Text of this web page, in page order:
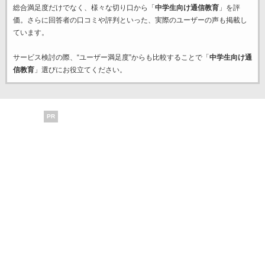
総合満足度だけでなく、様々な切り口から「 中学生向け通信教育」を評
価。さらに回答者の口コミや評判といった、実際のユーザーの声も掲載し
ています。
サービス検討の際、“ユーザー満足度”からも比較することで「 中学生向け通
信教育」選びにお役立てください。
PR